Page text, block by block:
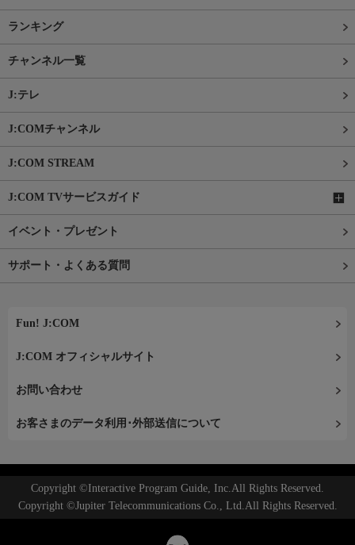
ランキング
チャンネル一覧
J:テレ
J:COMチャンネル
J:COM STREAM
J:COM TVサービスガイド
イベント・プレゼント
サポート・よくある質問
Fun! J:COM
J:COM オフィシャルサイト
お問い合わせ
お客さまのデータ利用･外部送信について
Copyright ©Interactive Program Guide, Inc.All Rights Reserved.
Copyright ©Jupiter Telecommunications Co., Ltd.All Rights Reserved.